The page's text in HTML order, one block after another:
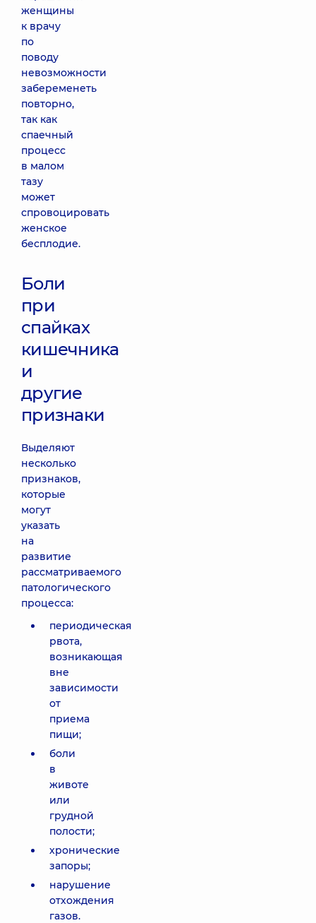
женщины
к врачу
по
поводу
невозможности
забеременеть
повторно,
так как
спаечный
процесс
в малом
тазу
может
спровоцировать
женское
бесплодие.
Боли
при
спайках
кишечника
и
другие
признаки
Выделяют
несколько
признаков,
которые
могут
указать
на
развитие
рассматриваемого
патологического
процесса:
периодическая
рвота,
возникающая
вне
зависимости
от
приема
пищи;
боли
в
животе
или
грудной
полости;
хронические
запоры;
нарушение
отхождения
газов.